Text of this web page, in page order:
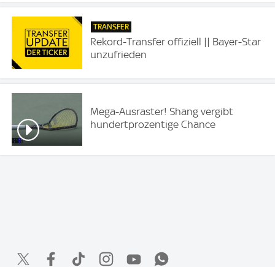
TRANSFER
Rekord-Transfer offiziell || Bayer-Star
unzufrieden
Mega-Ausraster! Shang vergibt
hundertprozentige Chance